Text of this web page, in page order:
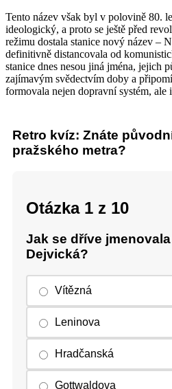
Tento název však byl v polovině 80.
ideologický, a proto se ještě před
režimu dostala stanice nový název –
definitivně distancovala od
stanice dnes nesou jiná jména, jejich
zajímavým svědectvím doby a
formovala nejen dopravní systém, ale
Retro kvíz: Znáte
pražského metra?
Otázka 1 z 10
Jak se dříve
Dejvická?
Vítězná
Leninova
Hradčanská
Gottwaldova